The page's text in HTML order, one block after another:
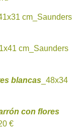
cm_Saunders
cm_Saunders
blancas _48x34
con flores
€